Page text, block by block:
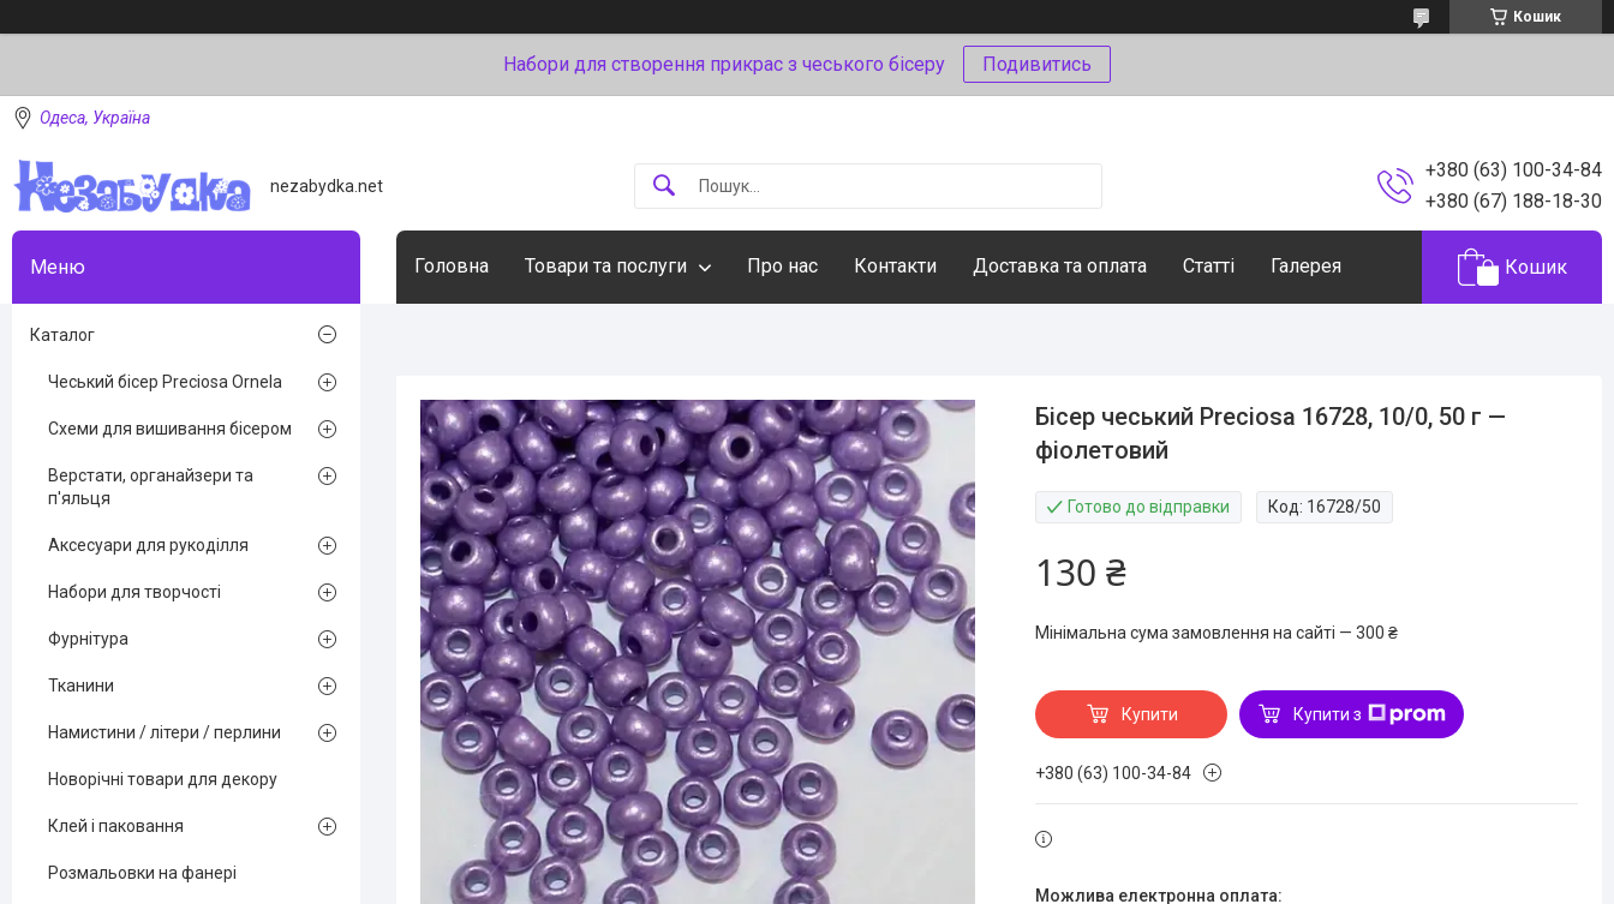
Кошик
Набори для створення прикрас з чеського бісеру Подивитись
Одеса, Україна
nezabydka.net
+380 (63) 100-34-84
+380 (67) 188-18-30
Головна Товари та послуги Про нас Контакти Доставка та оплата Статті Галерея Кошик
Бісер чеський Preciosa 16728, 10/0, 50 г —
фіолетовий
Готово до відправки Код: 16728/50
130 ₴
Мінімальна сума замовлення на сайті — 300 ₴
Купити Купити з
+380 (63) 100-34-84
Каталог
Чеський бісер Preciosa Ornela
Схеми для вишивання бісером
Верстати, органайзери та
п'яльця
Аксесуари для рукоділля
Набори для творчості
Фурнітура
Тканини
Намистини / літери / перлини
Новорічні товари для декору
Клей і паковання
Розмальовки на фанері